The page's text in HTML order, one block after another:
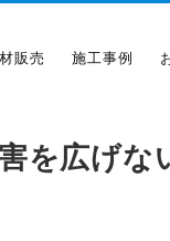
販売 施工事例
を広げな